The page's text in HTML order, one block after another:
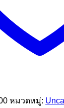
หมวดหมู่: